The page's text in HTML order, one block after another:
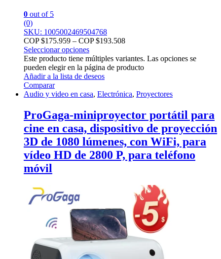
0 out of 5
(0)
SKU: 1005002469504768
COP $175.959 – COP $193.508
Seleccionar opciones
Este producto tiene múltiples variantes. Las opciones se
pueden elegir en la página de producto
Añadir a la lista de deseos
Comparar
Audio y video en casa, Electrónica, Proyectores
ProGaga-miniproyector portátil para
cine en casa, dispositivo de proyección
3D de 1080 lúmenes, con WiFi, para
vídeo HD de 2800 P, para teléfono
móvil